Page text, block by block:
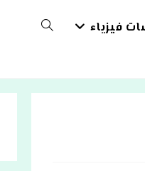
فيزياء TOGGLE
WEBSITE